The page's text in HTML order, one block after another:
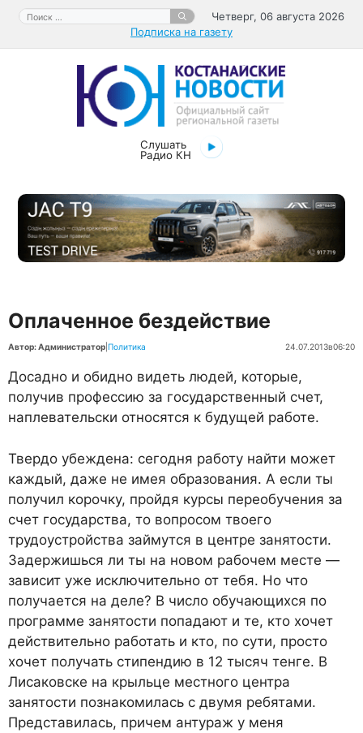
Перейти
содержимому
Поиск:
Четверг, 06 августа 2026
Подписка на газету
Слушать
Радио КН
Оплаченное бездействие
Автор: Администратор Политика 24.07.2013в06:20
Досадно и обидно видеть людей, которые,
получив профессию за государственный счет,
наплевательски относятся к будущей работе.
Твердо убеждена: сегодня работу найти может
каждый, даже не имея образования. А если ты
получил корочку, пройдя курсы переобучения за
счет государства, то вопросом твоего
трудоустройства займутся в центре занятости.
Задержишься ли ты на новом рабочем месте —
зависит уже исключительно от тебя. Но что
получается на деле? В число обучающихся по
программе занятости попадают и те, кто хочет
действительно работать и кто, по сути, просто
хочет получать стипендию в 12 тысяч тенге. В
Лисаковске на крыльце местного центра
занятости познакомилась с двумя ребятами.
Представилась, причем антураж у меня